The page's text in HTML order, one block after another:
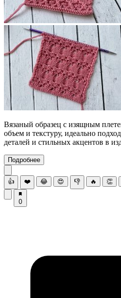
Вязаный образец с изящным
объем и текстуру, идеально
деталей и стильных акцентов в
Подробнее
👍 ❤️ 😂 😍 👎 🔥 👏
0